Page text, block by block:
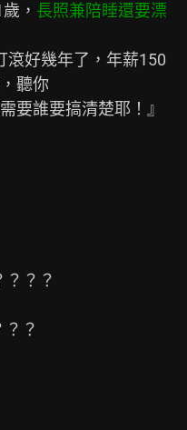
， 長照兼陪睡還要漂
滾好幾年了，年薪150
聽你
要誰要搞清楚耶！』
？？
？